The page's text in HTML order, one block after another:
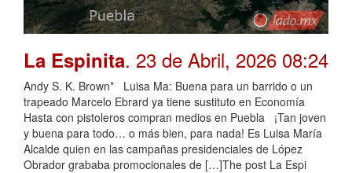
La Espinita. 23 de Abril, 2026 08:24
Andy S. K. Brown* Luisa Ma: Buena para un barrido o un
trapeado Marcelo Ebrard ya tiene sustituto en Economía
Hasta con pistoleros compran medios en Puebla ¡Tan joven
y buena para todo… o más bien, para nada! Es Luisa María
Alcalde quien en las campañas presidenciales de López
Obrador grababa promocionales de […]The post La Espi